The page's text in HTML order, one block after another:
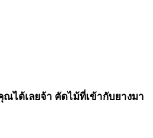
ณได้เลยจ้า คัดไม้ที่เข้ากับยางมา